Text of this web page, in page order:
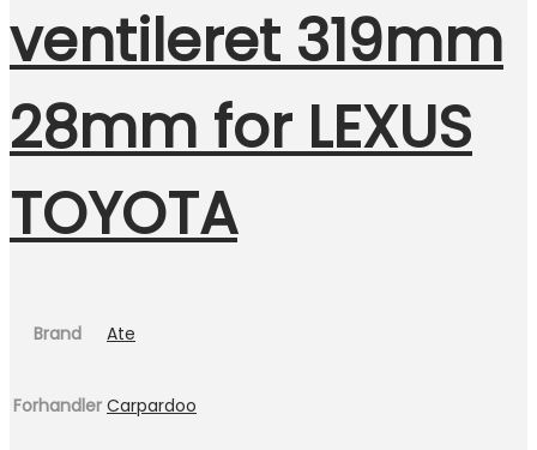
ventileret 319mm
28mm for LEXUS
TOYOTA
Brand Ate
Forhandler Carpardoo